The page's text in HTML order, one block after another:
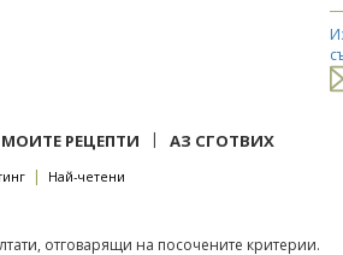
МОИТЕ РЕЦЕПТИ | АЗ СГОТВИХ
| Най-четени
отговарящи на посочените критерии.